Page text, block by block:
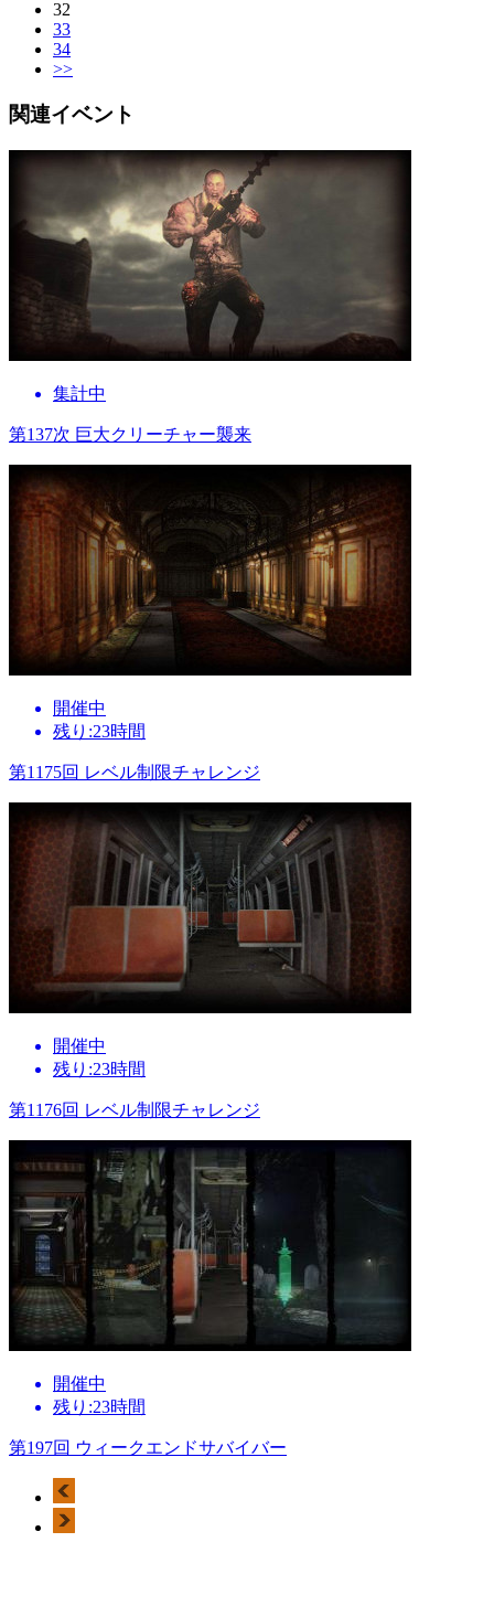
32
33
34
>>
関連イベント
集計中
第137次 巨大クリーチャー襲来
開催中
残り:23時間
第1175回 レベル制限チャレンジ
開催中
残り:23時間
第1176回 レベル制限チャレンジ
開催中
残り:23時間
第197回 ウィークエンドサバイバー